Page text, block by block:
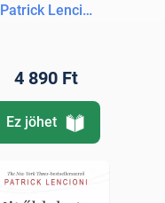
Patrick Lencioni
4 890 Ft
Ez jöhet